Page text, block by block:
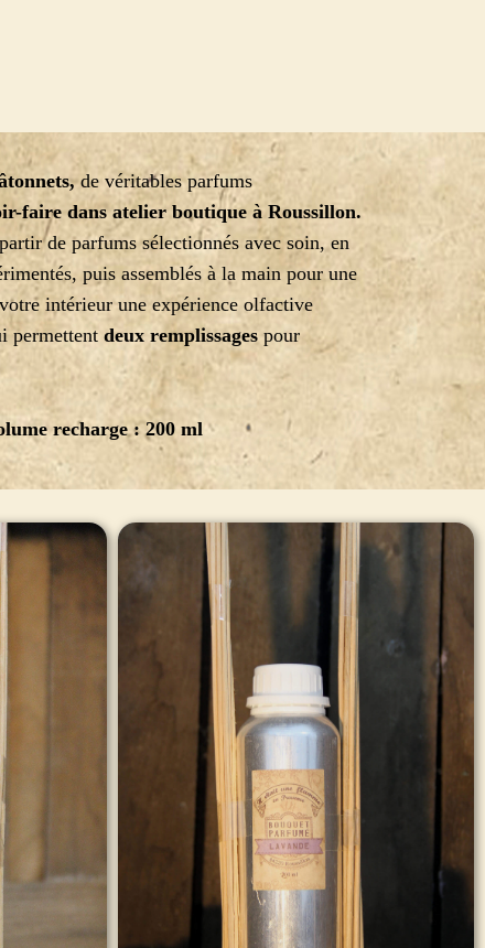
de véritables parfums
faire dans atelier boutique à Roussillon.
de parfums sélectionnés avec soin, en
puis assemblés à la main pour une
intérieur une expérience olfactive
permettentdeux remplissages pour
recharge : 200 ml